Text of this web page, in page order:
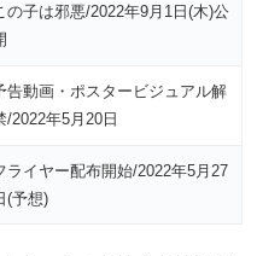
の子は邪悪/2022年9月1日(木)公
告動画・ポスタービジュアル解
/2022年5月20日
ライヤー配布開始/2022年5月27
(予想)